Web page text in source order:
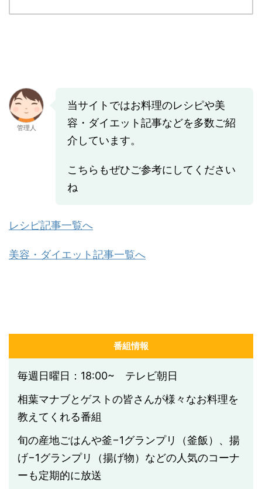
管理人
当サイトではお料理のレシピや美
容・ダイエット記事などを多数ご紹
介しています。
こちらもぜひご参考にしてください
ね
レシピ記事一覧へ
美容・ダイエット記事一覧へ
番組情報
毎週日曜日：18:00~ テレビ朝日
相葉マナブとゲストの皆さんが様々なお料理を
教えてくれる番組
旬の産地ごはんや釜−1グランプリ（釜飯）、揚
げ−1グランプリ（揚げ物）などの人気のコーナ
ーも定期的に放送